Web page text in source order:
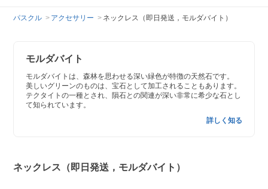
パスクル アクセサリー ネックレス（即日発送，モルダバイト）
モルダバイト
モルダバイトは、森林を思わせる深い緑色が特徴の天然石です。
美しいグリーンのものは、宝石として加工されることもあります。
テクタイトの一種とされ、隕石との関連が深い非常に希少な石とし
て知られています。
詳しく知る
ネックレス（即日発送，モルダバイト）